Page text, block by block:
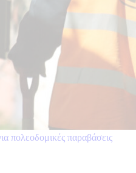
πολεοδομικές παραβάσεις